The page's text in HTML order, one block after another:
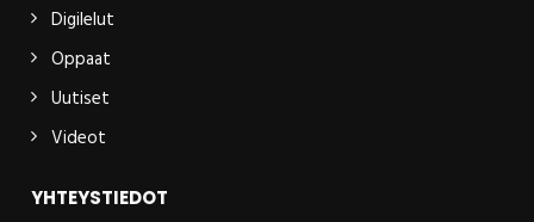
Digilelut
Oppaat
Uutiset
Videot
YHTEYSTIEDOT